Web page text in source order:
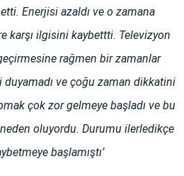
Enerjisi azaldı ve o zamana
karşı ilgisini kaybettti. Televizyon
rağmen bir zamanlar
ve çoğu zaman dikkatini
çok zor gelmeye başladı ve bu
neden oluyordu. Durumu ilerledikçe
başlamıştı’